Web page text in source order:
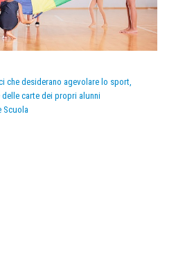
desiderano agevolare lo sport,
carte dei propri alunni
Scuola